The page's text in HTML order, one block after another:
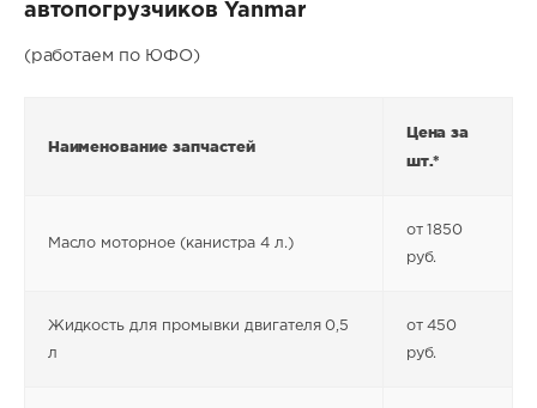
автопогрузчиков Yanmar
(работаем по ЮФО)
Наименование запчастей
Цена за
шт.*
Масло моторное (канистра 4 л.)
от 1850
руб.
Жидкость для промывки двигателя 0,5
л
от 450
руб.